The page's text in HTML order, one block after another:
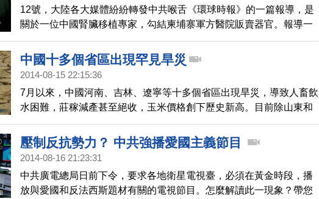
12號，大陸各大媒體紛紛轉發中共喉舌《環球時報》的一篇報導，是
關於一位中國腎臟移植專家，勾結柬埔寨軍方醫院販賣器官。報導一
被轉發，立刻引起網友議論，認為由喉舌媒體發表有關中共跨國盜賣
器官的消息，並不尋常。
中國十多個省區出現罕見旱災
2014-08-15 22:15:36
7月以來，中國河南、吉林、遼寧等十多個省區出現旱災，導致人畜飲
水困難，莊稼減產甚至絕收，玉米價格創下歷史新高。目前除山東和
湖北因為下雨有所緩解外，大部分地區依然是中到重度乾旱，河南中
東部部分地區達特旱。
壓制反抗勢力？ 中共強播愛國主義節目
2014-08-16 21:23:31
中共廣電總局日前下令，要求各地衛星電視臺，必須在黃金時段，播
放與愛國和反法西斯題材有關的電視節目。怎麼解讀此一現象？帶您